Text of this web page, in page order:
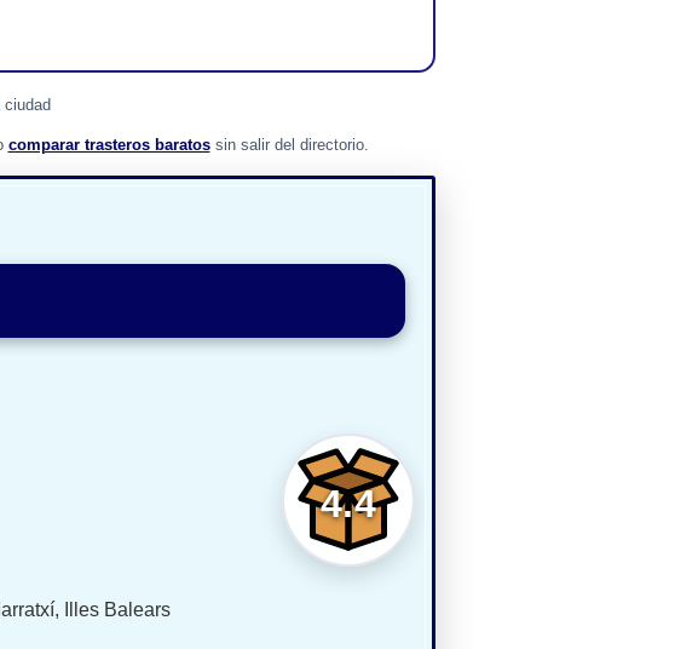
comparar trasteros baratossin salir del directorio.
4.4
Illes Balears